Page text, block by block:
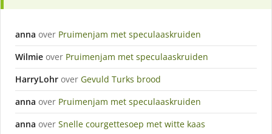
anna over Pruimenjam met speculaaskruiden
Wilmie over Pruimenjam met speculaaskruiden
HarryLohr over Gevuld Turks brood
anna over Pruimenjam met speculaaskruiden
anna over Snelle courgettesoep met witte kaas